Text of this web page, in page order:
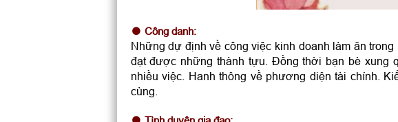
Công danh:
Những dự định về công việc kinh doanh làm ăn
đạt được những thành tựu. Đồng thời bạn bè xung
nhiều việc. Hanh thông về phương diện tài chính.
cùng.